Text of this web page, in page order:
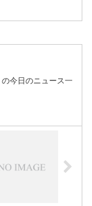
今日のニュース一